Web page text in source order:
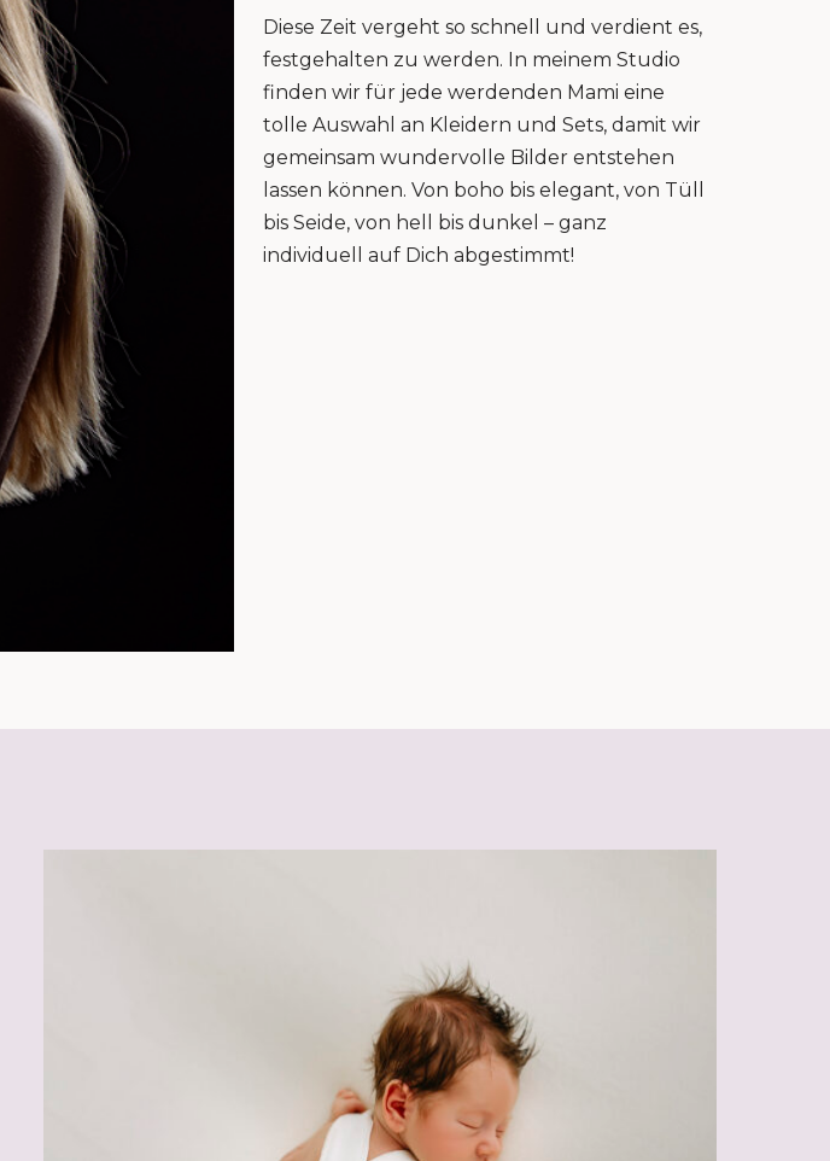
Diese Zeit vergeht so schnell und verdient es,
festgehalten zu werden. In meinem Studio
finden wir für jede werdenden Mami eine
tolle Auswahl an Kleidern und Sets, damit wir
gemeinsam wundervolle Bilder entstehen
lassen können. Von boho bis elegant, von Tüll
bis Seide, von hell bis dunkel – ganz
individuell auf Dich abgestimmt!